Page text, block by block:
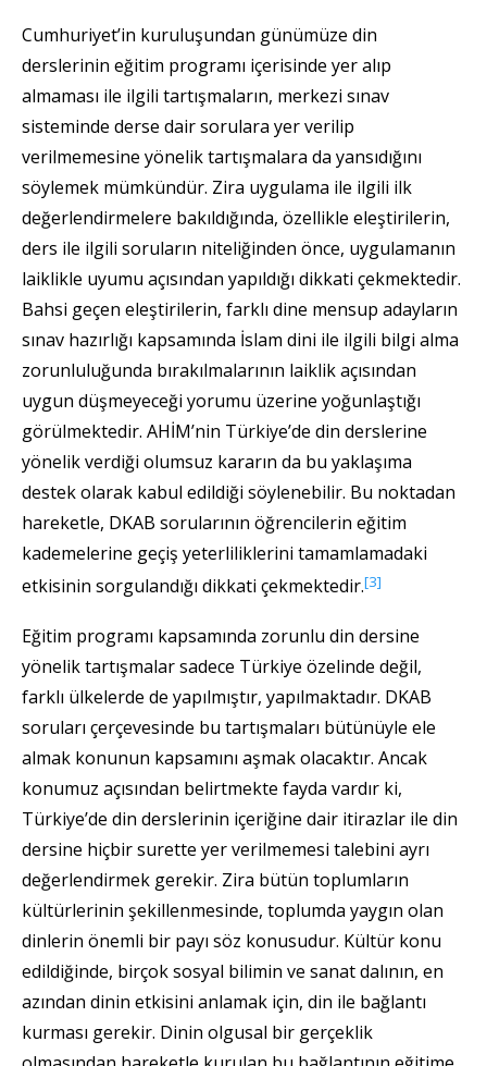
Cumhuriyet’in kuruluşundan günümüze din
derslerinin eğitim programı içerisinde yer alıp
almaması ile ilgili tartışmaların, merkezi sınav
sisteminde derse dair sorulara yer verilip
verilmemesine yönelik tartışmalara da yansıdığını
söylemek mümkündür. Zira uygulama ile ilgili ilk
değerlendirmelere bakıldığında, özellikle eleştirilerin,
ders ile ilgili soruların niteliğinden önce, uygulamanın
laiklikle uyumu açısından yapıldığı dikkati çekmektedir.
Bahsi geçen eleştirilerin, farklı dine mensup adayların
sınav hazırlığı kapsamında İslam dini ile ilgili bilgi alma
zorunluluğunda bırakılmalarının laiklik açısından
uygun düşmeyeceği yorumu üzerine yoğunlaştığı
görülmektedir. AHİM’nin Türkiye’de din derslerine
yönelik verdiği olumsuz kararın da bu yaklaşıma
destek olarak kabul edildiği söylenebilir. Bu noktadan
hareketle, DKAB sorularının öğrencilerin eğitim
kademelerine geçiş yeterliliklerini tamamlamadaki
etkisinin sorgulandığı dikkati çekmektedir.[3]
Eğitim programı kapsamında zorunlu din dersine
yönelik tartışmalar sadece Türkiye özelinde değil,
farklı ülkelerde de yapılmıştır, yapılmaktadır. DKAB
soruları çerçevesinde bu tartışmaları bütünüyle ele
almak konunun kapsamını aşmak olacaktır. Ancak
konumuz açısından belirtmekte fayda vardır ki,
Türkiye’de din derslerinin içeriğine dair itirazlar ile din
dersine hiçbir surette yer verilmemesi talebini ayrı
değerlendirmek gerekir. Zira bütün toplumların
kültürlerinin şekillenmesinde, toplumda yaygın olan
dinlerin önemli bir payı söz konusudur. Kültür konu
edildiğinde, birçok sosyal bilimin ve sanat dalının, en
azından dinin etkisini anlamak için, din ile bağlantı
kurması gerekir. Dinin olgusal bir gerçeklik